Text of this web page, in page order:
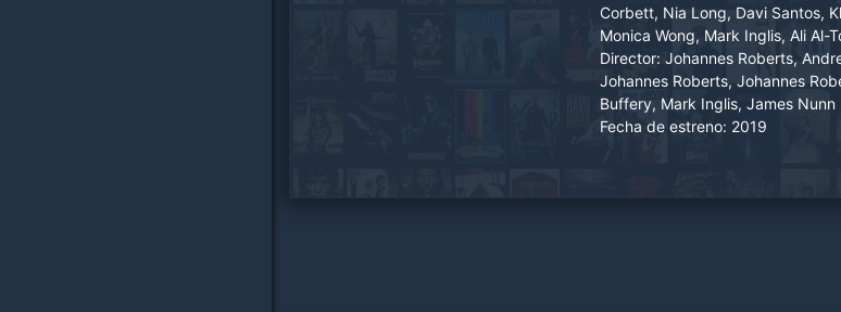
la esperanza de salir del rutinario
turístico, las chicas escuchan algo
unas ruinas submarinas ocultas,
que bajo las olas turquesas su
no está completamente
Corbett, Nia Long, Davi Santos,
Monica Wong, Mark Inglis, Ali Al-
Director: Johannes Roberts,
Johannes Roberts, Johannes
Buffery, Mark Inglis, James Nunn
Fecha de estreno: 2019